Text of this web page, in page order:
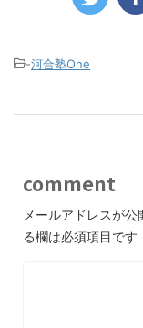
-河合塾One
comment
メールアドレスが公
る欄は必須項目です